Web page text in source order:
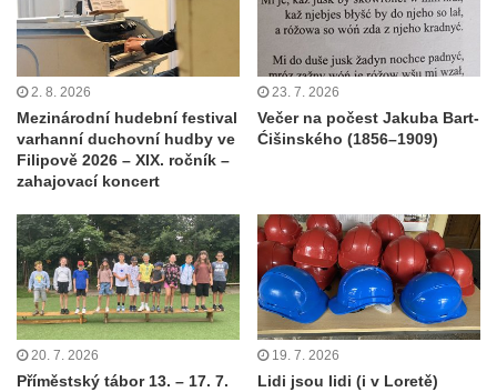
2. 8. 2026
Mezinárodní hudební festival
varhanní duchovní hudby ve
Filipově 2026 – XIX. ročník –
zahajovací koncert
23. 7. 2026
Večer na počest Jakuba Bart-
Ćišinského (1856–1909)
20. 7. 2026
Příměstský tábor 13. – 17. 7.
19. 7. 2026
Lidi jsou lidi (i v Loretě)